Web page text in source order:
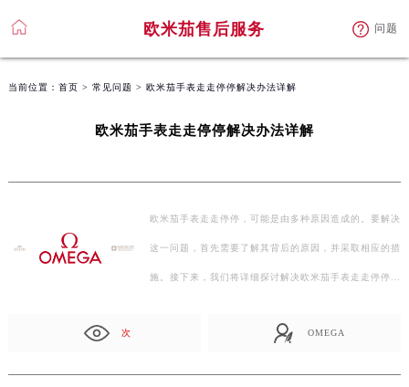
欧米茄售后服务 问题
当前位置： 首页 > 常见问题 > 欧米茄手表走走停停解决办法详解
欧米茄手表走走停停解决办法详解
欧米茄手表走走停停，可能是由多种原因造成的。要解决
这一问题，首先需要了解其背后的原因，并采取相应的措
施。接下来，我们将详细探讨解决欧米茄手表走走停停
次 OMEGA